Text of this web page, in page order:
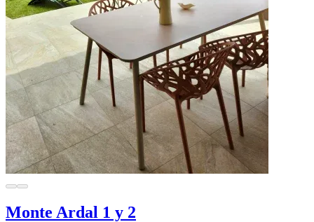
Monte Ardal 1 y 2